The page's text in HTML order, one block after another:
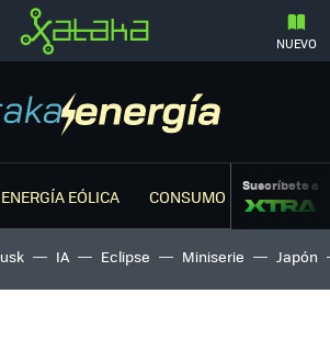
NUEVO
ENERGÍA EÓLICA CONSUMO ENERGÉTICO
Suscríbete a
IA Eclipse Miniserie Japón